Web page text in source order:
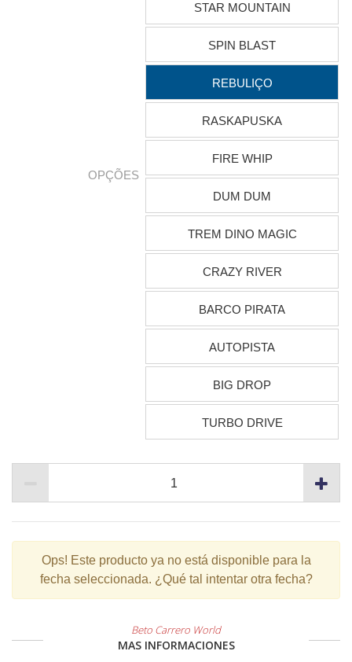
OPÇÕES
STAR MOUNTAIN
SPIN BLAST
REBULIÇO
RASKAPUSKA
FIRE WHIP
DUM DUM
TREM DINO MAGIC
CRAZY RIVER
BARCO PIRATA
AUTOPISTA
BIG DROP
TURBO DRIVE
Ops! Este producto ya no está disponible para la
fecha seleccionada. ¿Qué tal intentar otra fecha?
Beto Carrero World
MAS INFORMACIONES